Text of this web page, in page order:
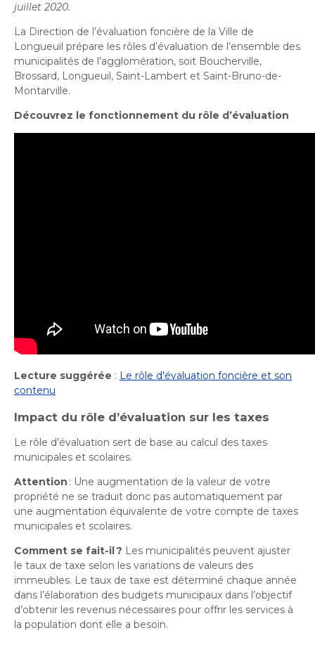
juillet 2020.
La Direction de l’évaluation foncière de la Ville de
Longueuil prépare les rôles d’évaluation de l’ensemble des
municipalités de l’agglomération, soit Boucherville,
Brossard, Longueuil, Saint-Lambert et Saint-Bruno-de-
Montarville.
Découvrez le fonctionnement du rôle d’évaluation
Lecture suggérée : Le rôle d'évaluation foncière et son
contenu
Impact du rôle d’évaluation sur les taxes
Le rôle d’évaluation sert de base au calcul des taxes
municipales et scolaires.
Attention : Une augmentation de la valeur de votre
propriété ne se traduit donc pas automatiquement par
une augmentation équivalente de votre compte de taxes
municipales et scolaires.
Comment se fait-il ? Les municipalités peuvent ajuster
le taux de taxe selon les variations de valeurs des
immeubles. Le taux de taxe est déterminé chaque année
dans l’élaboration des budgets municipaux dans l’objectif
d’obtenir les revenus nécessaires pour offrir les services à
la population dont elle a besoin.